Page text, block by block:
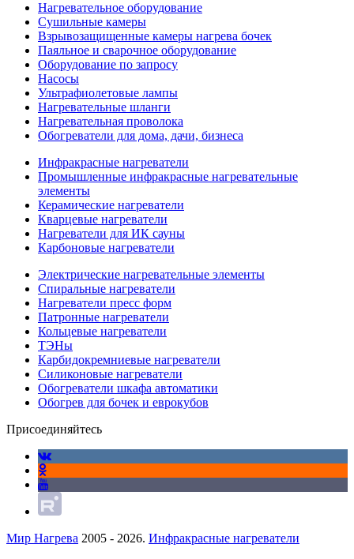
Нагревательное оборудование
Сушильные камеры
Взрывозащищенные камеры нагрева бочек
Паяльное и сварочное оборудование
Оборудование по запросу
Насосы
Ультрафиолетовые лампы
Нагревательные шланги
Нагревательная проволока
Обогреватели для дома, дачи, бизнеса
Инфракрасные нагреватели
Промышленные инфракрасные нагревательные
элементы
Керамические нагреватели
Кварцевые нагреватели
Нагреватели для ИК сауны
Карбоновые нагреватели
Электрические нагревательные элементы
Спиральные нагреватели
Нагреватели пресс форм
Патронные нагреватели
Кольцевые нагреватели
ТЭНы
Карбидокремниевые нагреватели
Силиконовые нагреватели
Обогреватели шкафа автоматики
Обогрев для бочек и еврокубов
Присоединяйтесь
Мир Нагрева 2005 - 2026. Инфракрасные нагреватели